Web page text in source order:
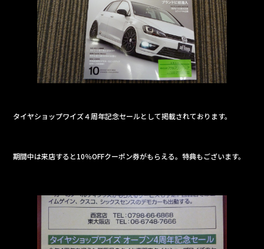
タイヤショップワイズ４周年記念セールとして掲載されております。
期間中は来店すると10％OFFクーポン券がもらえる。特典もございます。